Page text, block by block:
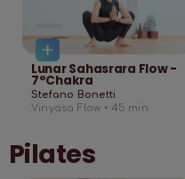
Lunar Sahasrara Flow -
7°Chakra
Stefano Bonetti
Vinyasa Flow • 45 min
Pilates